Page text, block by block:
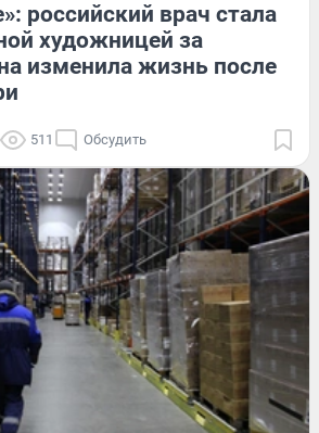
российский врач стала
художницей за
изменила жизнь после
511 Обсудить